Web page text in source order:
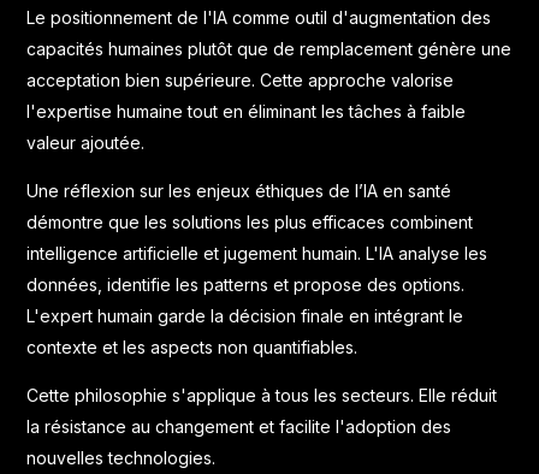
Le positionnement de l'IA comme outil d'augmentation des
capacités humaines plutôt que de remplacement génère une
acceptation bien supérieure. Cette approche valorise
l'expertise humaine tout en éliminant les tâches à faible
valeur ajoutée.
Uneréflexion sur les enjeux éthiques de l’IA en santé
démontre que les solutions les plus efficaces combinent
intelligence artificielle et jugement humain. L'IA analyse les
données, identifie les patterns et propose des options.
L'expert humain garde la décision finale en intégrant le
contexte et les aspects non quantifiables.
Cette philosophie s'applique à tous les secteurs. Elle réduit
la résistance au changement et facilite l'adoption des
nouvelles technologies.